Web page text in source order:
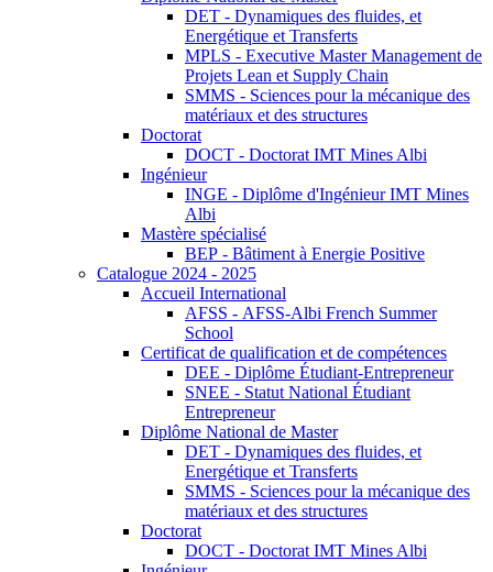
DET - Dynamiques des fluides, et
Energétique et Transferts
MPLS - Executive Master Management de
Projets Lean et Supply Chain
SMMS - Sciences pour la mécanique des
matériaux et des structures
Doctorat
DOCT - Doctorat IMT Mines Albi
Ingénieur
INGE - Diplôme d'Ingénieur IMT Mines
Albi
Mastère spécialisé
BEP - Bâtiment à Energie Positive
Catalogue 2024 - 2025
Accueil International
AFSS - AFSS-Albi French Summer
School
Certificat de qualification et de compétences
DEE - Diplôme Étudiant-Entrepreneur
SNEE - Statut National Étudiant
Entrepreneur
Diplôme National de Master
DET - Dynamiques des fluides, et
Energétique et Transferts
SMMS - Sciences pour la mécanique des
matériaux et des structures
Doctorat
DOCT - Doctorat IMT Mines Albi